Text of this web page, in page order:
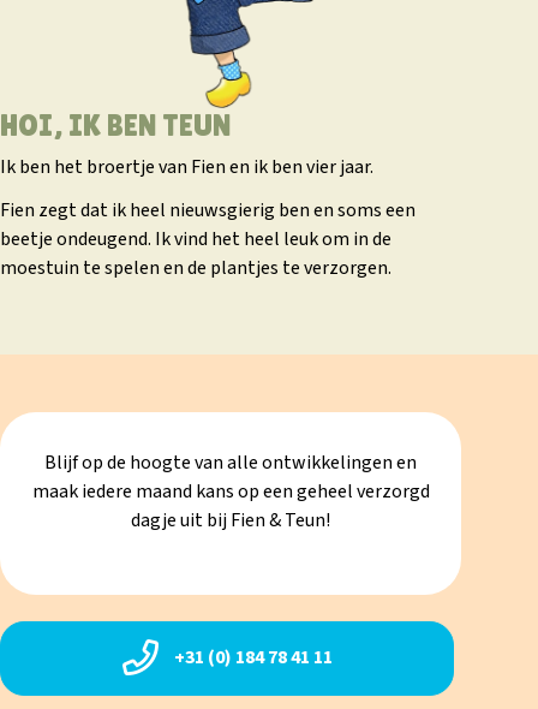
HOI, IK BEN TEUN
Ik ben het broertje van Fien en ik ben vier jaar.
Fien zegt dat ik heel nieuwsgierig ben en soms een
beetje ondeugend. Ik vind het heel leuk om in de
moestuin te spelen en de plantjes te verzorgen.
+31 (0) 184 78 41 11
Blijf op de hoogte van alle ontwikkelingen en
maak iedere maand kans op een geheel verzorgd
dagje uit bij Fien & Teun!